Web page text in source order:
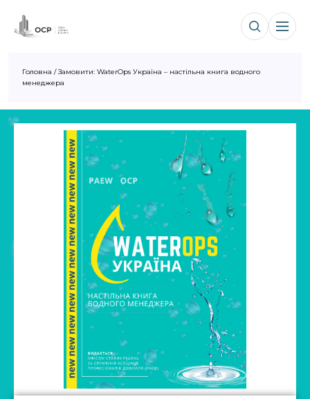
Головна /Замовити: WaterOps Україна – настільна книга водного
менеджера